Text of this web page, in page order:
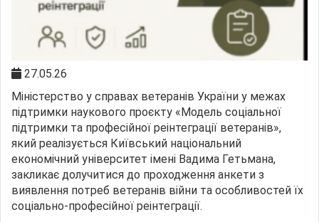
27.05.26
Міністерство у справах ветеранів України у межах
підтримки наукового проєкту «Модель соціальної
підтримки та професійної реінтеграції ветеранів»,
який реалізується Київський національний
економічний університет імені Вадима Гетьмана,
закликає долучитися до проходження анкети з
виявлення потреб ветеранів війни та особливостей їх
соціально-професійної реінтеграції.